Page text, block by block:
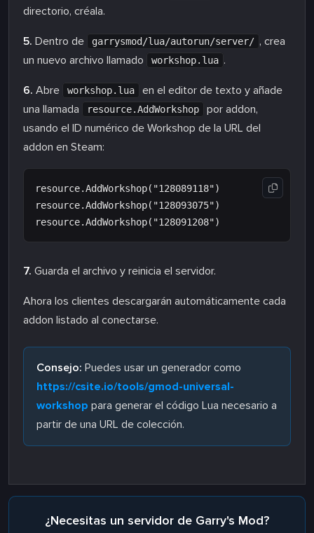
directorio, créala.
5. Dentro de garrysmod/lua/autorun/server/ , crea
un nuevo archivo llamado
workshop.lua .
6. Abre workshop.lua
en el editor de texto y añade
una llamada
resource.AddWorkshop
por addon,
usando el ID numérico de Workshop de la URL del
addon en Steam:
resource.AddWorkshop("128089118")
resource.AddWorkshop("128093075")
7. Guarda el archivo y reinicia el servidor.
Ahora los clientes descargarán automáticamente cada
addon listado al conectarse.
Consejo: Puedes usar un generador como
https://csite.io/tools/gmod-universal-
workshop para generar el código Lua necesario a
partir de una URL de colección.
¿Necesitas un servidor de Garry's Mod?